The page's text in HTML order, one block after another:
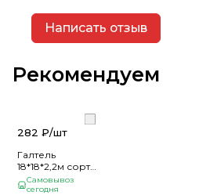
Написать отзыв
Рекомендуем
282 ₽/шт
Галтель
18*18*2,2м сорт
А Осина
Самовывоз
сегодня